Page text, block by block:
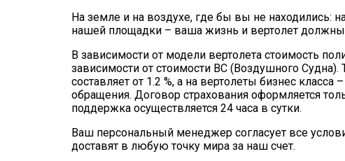
На земле и на воздухе, где бы вы не находились:
нашей площадки – ваша жизнь и вертолет должны
В зависимости от модели вертолета стоимость
зависимости от стоимости ВС (Воздушного
составляет от 1.2 %, а на вертолеты бизнес
обращения. Договор страхования оформляется
поддержка осуществляется 24 часа в сутки.
Ваш персональный менеджер согласует все
доставят в любую точку мира за наш счет.